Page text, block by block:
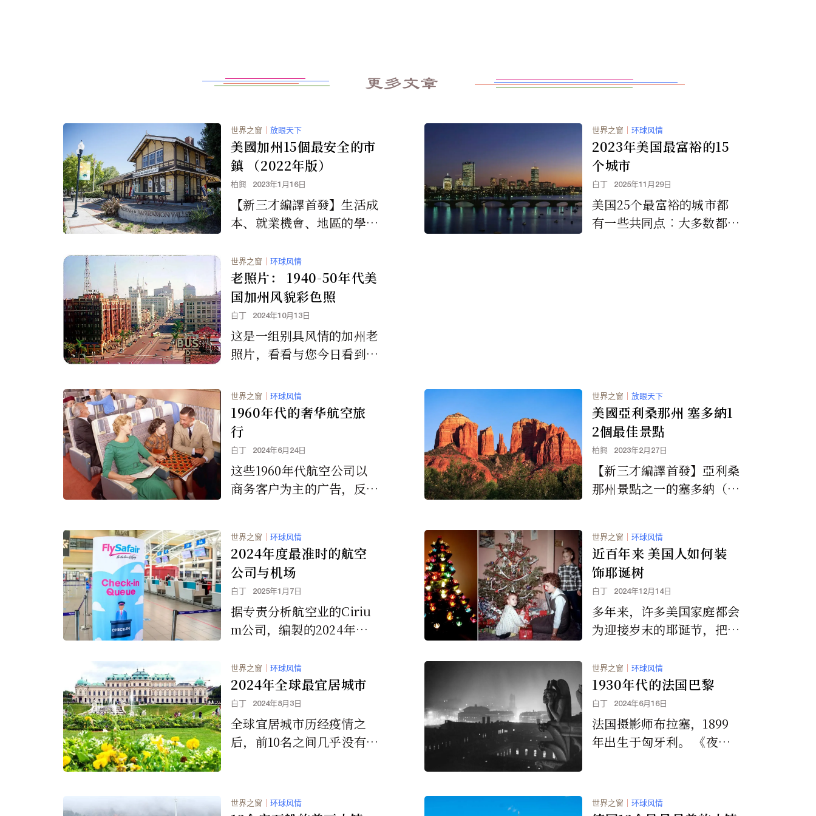
更多文章
世界之窗 ｜ 放眼天下
美國加州15個最安全的市
鎮 （2022年版）
柏興 2023年1月16日
【新三才編譯首發】生活成
本、就業機會、地區的學
在哪裡的重要因素。但是犯
罪率往往都是排在優先考...
世界之窗 ｜ 环球风情
2023年美国最富裕的15
个城市
白丁 2025年11月29日
美国25个最富裕的城市都
有一些共同点︰大多数都位
世界之窗 ｜ 环球风情
老照片： 1940-50年代美
国加州风貌彩色照
白丁 2024年10月13日
这是一组别具风情的加州老
照片，看看与您今日看到的
世界之窗 ｜ 环球风情
1960年代的奢华航空旅
行
白丁 2024年6月24日
这些1960年代航空公司以
商务客户为主的广告，反映
十分正式的，已经奢华的餐
饮。
世界之窗 ｜ 放眼天下
美國亞利桑那州 塞多納1
2個最佳景點
柏興 2023年2月27日
【新三才編譯首發】亞利桑
那州景點之一的塞多納（S
的地方，許多人認...
世界之窗 ｜ 环球风情
2024年度最准时的航空
公司与机场
白丁 2025年1月7日
据专责分析航空业的Ciriu
m公司，编製的2024年年
的航空公司和机场。
世界之窗 ｜ 环球风情
近百年来 美国人如何装
饰耶诞树
白丁 2024年12月14日
多年来，许多美国家庭都会
为迎接岁末的耶诞节，把家
顾一下过去几年，美国人是
如何为耶诞装饰房屋的。
世界之窗 ｜ 环球风情
2024年全球最宜居城市
白丁 2024年8月3日
全球宜居城市历经疫情之
后，前10名之间几乎没有波
导致基础设施得分下降，因
世界之窗 ｜ 环球风情
1930年代的法国巴黎
白丁 2024年6月16日
法国摄影师布拉塞，1899
年出生于匈牙利。 《夜巴
大的摄影师之一。
世界之窗 ｜ 环球风情 世界之窗 ｜ 环球风情